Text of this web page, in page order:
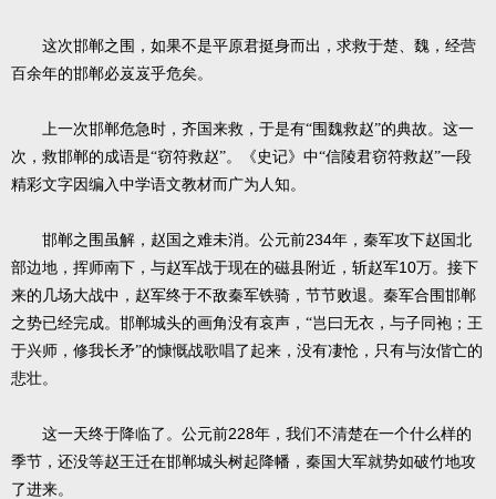
这次邯郸之围，如果不是平原君挺身而出，求救于楚、魏，经营
百余年的邯郸必岌岌乎危矣。
上一次邯郸危急时，齐国来救，于是有“围魏救赵”的典故。这一
次，救邯郸的成语是“窃符救赵”。《史记》中“信陵君窃符救赵”一段
精彩文字因编入中学语文教材而广为人知。
邯郸之围虽解，赵国之难未消。公元前234年，秦军攻下赵国北
部边地，挥师南下，与赵军战于现在的磁县附近，斩赵军10万。接下
来的几场大战中，赵军终于不敌秦军铁骑，节节败退。秦军合围邯郸
之势已经完成。邯郸城头的画角没有哀声，“岂曰无衣，与子同袍；王
于兴师，修我长矛”的慷慨战歌唱了起来，没有凄怆，只有与汝偕亡的
悲壮。
这一天终于降临了。公元前228年，我们不清楚在一个什么样的
季节，还没等赵王迁在邯郸城头树起降幡，秦国大军就势如破竹地攻
了进来。